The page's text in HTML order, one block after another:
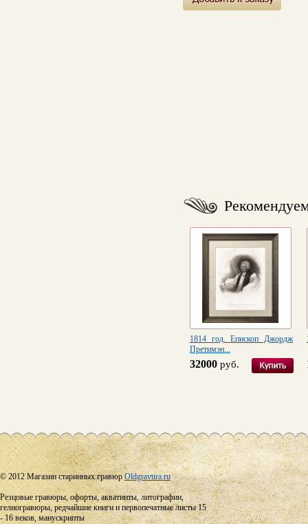
1814 год. Епископ Джордж
Претимэн...
32000 руб.
© 2012 Магазин старинных гравюрOldgravura.ru
Резцовые гравюры, офорты, акватинты, литографии,
гелиогравюры, редчайшие книги и первопечатные листы 15
- 16 веков, манускрипты